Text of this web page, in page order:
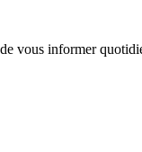
vous informer